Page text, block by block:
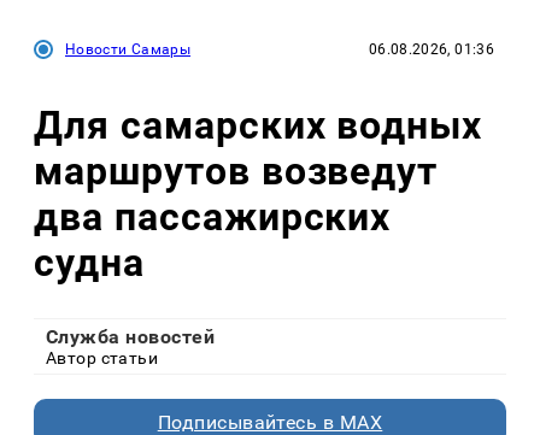
Новости Самары 06.08.2026, 01:36
Для самарских водных
маршрутов возведут
два пассажирских
судна
Служба новостей
Автор статьи
Подписывайтесь в MAX